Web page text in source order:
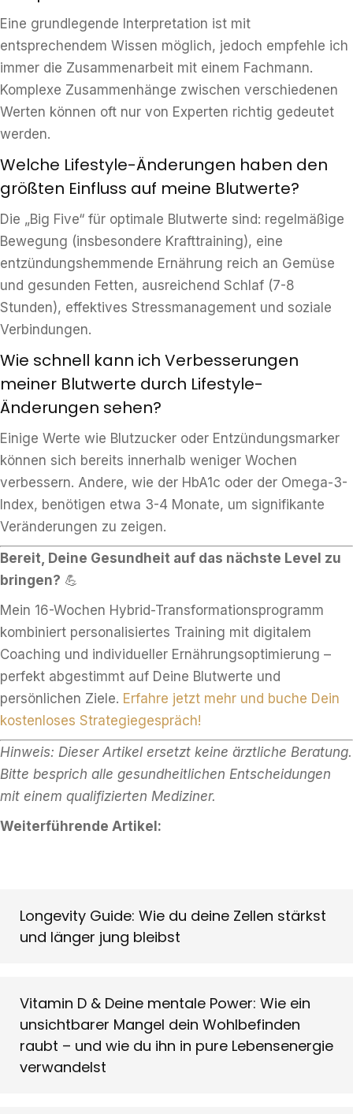
Eine grundlegende Interpretation ist mit
entsprechendem Wissen möglich, jedoch empfehle ich
immer die Zusammenarbeit mit einem Fachmann.
Komplexe Zusammenhänge zwischen verschiedenen
Werten können oft nur von Experten richtig gedeutet
werden.
Welche Lifestyle-Änderungen haben den
größten Einfluss auf meine Blutwerte?
Die „Big Five“ für optimale Blutwerte sind: regelmäßige
Bewegung (insbesondere Krafttraining), eine
entzündungshemmende Ernährung reich an Gemüse
und gesunden Fetten, ausreichend Schlaf (7-8
Stunden), effektives Stressmanagement und soziale
Verbindungen.
Wie schnell kann ich Verbesserungen
meiner Blutwerte durch Lifestyle-
Änderungen sehen?
Einige Werte wie Blutzucker oder Entzündungsmarker
können sich bereits innerhalb weniger Wochen
verbessern. Andere, wie der HbA1c oder der Omega-3-
Index, benötigen etwa 3-4 Monate, um signifikante
Veränderungen zu zeigen.
Bereit, Deine Gesundheit auf das nächste Level zu
bringen? 💪
Mein 16-Wochen Hybrid-Transformationsprogramm
kombiniert personalisiertes Training mit digitalem
Coaching und individueller Ernährungsoptimierung –
perfekt abgestimmt auf Deine Blutwerte und
persönlichen Ziele. Erfahre jetzt mehr und buche Dein
kostenloses Strategiegespräch!
Hinweis: Dieser Artikel ersetzt keine ärztliche Beratung.
Bitte besprich alle gesundheitlichen Entscheidungen
mit einem qualifizierten Mediziner.
Weiterführende Artikel:
Longevity Guide: Wie du deine Zellen stärkst
und länger jung bleibst
Vitamin D & Deine mentale Power: Wie ein
unsichtbarer Mangel dein Wohlbefinden
raubt – und wie du ihn in pure Lebensenergie
verwandelst